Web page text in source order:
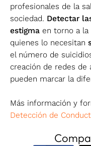
profesionales de la
sociedad. Detectar
estigma en torno a
quienes lo necesitan
el número de
creación de redes de
pueden marcar la
Más información y
Detección de